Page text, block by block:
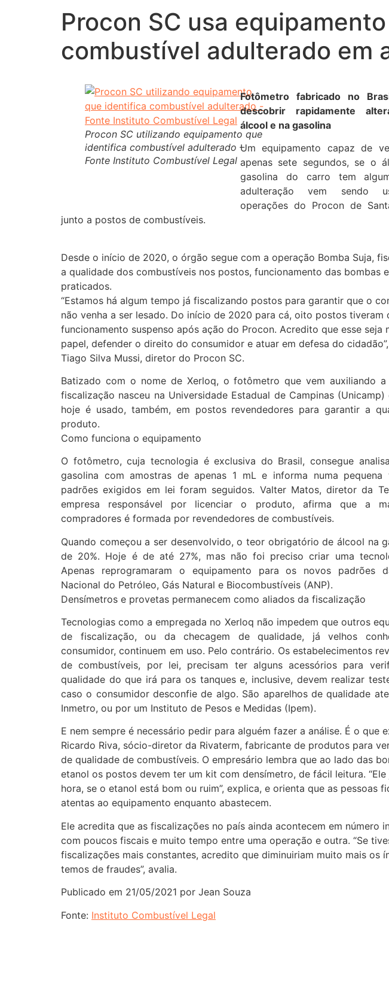
Procon SC usa
combustível adulterado em
Procon SC utilizando equipamento que
identifica combustível adulterado –
Fonte Instituto Combustível Legal
Fotômetro fabricado no
descobrir rapidamente
álcool e na gasolina
Um equipamento capaz de
apenas sete segundos, se o
gasolina do carro tem
adulteração vem sendo
operações do Procon de
junto a postos de combustíveis.
Desde o início de 2020, o órgão segue com a operação Bomba Suja,
a qualidade dos combustíveis nos postos, funcionamento das bombas
praticados.
“Estamos há algum tempo já fiscalizando postos para garantir que o
não venha a ser lesado. Do início de 2020 para cá, oito postos tiveram
funcionamento suspenso após ação do Procon. Acredito que esse seja
papel, defender o direito do consumidor e atuar em defesa do
Tiago Silva Mussi, diretor do Procon SC.
Batizado com o nome de Xerloq, o fotômetro que vem auxiliando
fiscalização nasceu na Universidade Estadual de Campinas (Unicamp)
hoje é usado, também, em postos revendedores para garantir a
produto.
Como funciona o equipamento
O fotômetro, cuja tecnologia é exclusiva do Brasil, consegue
gasolina com amostras de apenas 1 mL e informa numa
padrões exigidos em lei foram seguidos. Valter Matos, diretor da
empresa responsável por licenciar o produto, afirma que a
compradores é formada por revendedores de combustíveis.
Quando começou a ser desenvolvido, o teor obrigatório de álcool na
de 20%. Hoje é de até 27%, mas não foi preciso criar uma
Apenas reprogramaram o equipamento para os novos padrões
Nacional do Petróleo, Gás Natural e Biocombustíveis (ANP).
Densímetros e provetas permanecem como aliados da fiscalização
Tecnologias como a empregada no Xerloq não impedem que outros
de fiscalização, ou da checagem de qualidade, já velhos
consumidor, continuem em uso. Pelo contrário. Os estabelecimentos
de combustíveis, por lei, precisam ter alguns acessórios para
qualidade do que irá para os tanques e, inclusive, devem realizar
caso o consumidor desconfie de algo. São aparelhos de qualidade
Inmetro, ou por um Instituto de Pesos e Medidas (Ipem).
E nem sempre é necessário pedir para alguém fazer a análise. É o que
Ricardo Riva, sócio-diretor da Rivaterm, fabricante de produtos para
de qualidade de combustíveis. O empresário lembra que ao lado das
etanol os postos devem ter um kit com densímetro, de fácil leitura. “Ele
hora, se o etanol está bom ou ruim”, explica, e orienta que as pessoas
atentas ao equipamento enquanto abastecem.
Ele acredita que as fiscalizações no país ainda acontecem em número
com poucos fiscais e muito tempo entre uma operação e outra. “Se
fiscalizações mais constantes, acredito que diminuiriam muito mais os
temos de fraudes”, avalia.
Publicado em 21/05/2021 por Jean Souza
Fonte: Instituto Combustível Legal